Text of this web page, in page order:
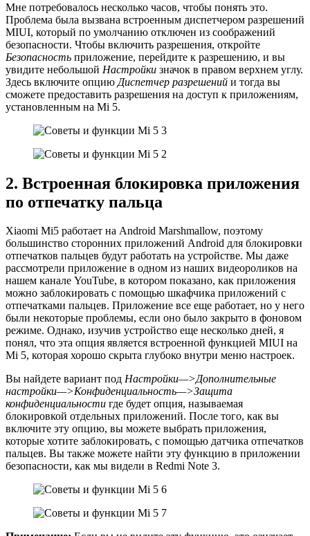
Мне потребовалось несколько часов, чтобы понять это.
Проблема была вызвана встроенным диспетчером разрешений
MIUI, который по умолчанию отключен из соображений
безопасности. Чтобы включить разрешения, откройте
Безопасность приложение, перейдите к разрешению, и вы
увидите небольшой Настройки значок в правом верхнем углу.
Здесь включите опцию Диспетчер разрешений и тогда вы
сможете предоставить разрешения на доступ к приложениям,
установленным на Mi 5.
2. Встроенная блокировка приложения
по отпечатку пальца
Xiaomi Mi5 работает на Android Marshmallow, поэтому
большинство сторонних приложений Android для блокировки
отпечатков пальцев будут работать на устройстве. Мы даже
рассмотрели приложение в одном из наших видеороликов на
нашем канале YouTube, в котором показано, как приложения
можно заблокировать с помощью шкафчика приложений с
отпечатками пальцев. Приложение все еще работает, но у него
были некоторые проблемы, если оно было закрыто в фоновом
режиме. Однако, изучив устройство еще несколько дней, я
понял, что эта опция является встроенной функцией MIUI на
Mi 5, которая хорошо скрыта глубоко внутри меню настроек.
Вы найдете вариант под Настройки—>Дополнительные
настройки—>Конфиденциальность—>Защита
конфиденциальности где будет опция, называемая
блокировкой отдельных приложений. После того, как вы
включите эту опцию, вы можете выбрать приложения,
которые хотите заблокировать, с помощью датчика отпечатков
пальцев. Вы также можете найти эту функцию в приложении
безопасности, как мы видели в Redmi Note 3.